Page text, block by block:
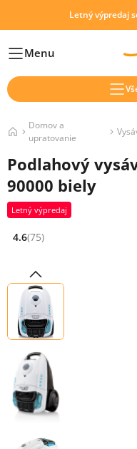
Letný výpredaj
HlavníMenu
Domov a
upratovanie
Podlahový
90000 biely
Letný výpredaj
Hodnocení: 4.6 z 5 (75
4.6(75)